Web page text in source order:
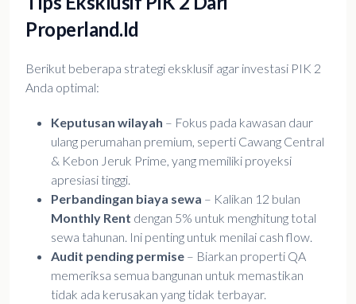
Properland.id
Berikut beberapa strategi eksklusif agar investasi PIK 2
Anda optimal:
Keputusan wilayah – Fokus pada kawasan daur
ulang perumahan premium, seperti Cawang Central
& Kebon Jeruk Prime, yang memiliki proyeksi
apresiasi tinggi.
Perbandingan biaya sewa – Kalikan 12 bulan
Monthly Rent dengan 5% untuk menghitung total
sewa tahunan. Ini penting untuk menilai cash flow.
Audit pending permise – Biarkan properti QA
memeriksa semua bangunan untuk memastikan
tidak ada kerusakan yang tidak terbayar.